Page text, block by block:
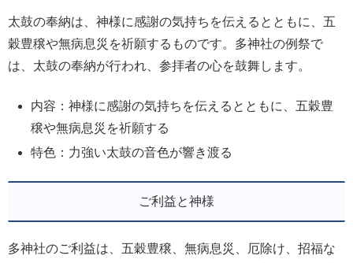
太鼓の奉納は、神様に感謝の気持ちを伝えるとともに、五
穀豊穣や無病息災を祈願するものです。多神社の例祭で
は、太鼓の奉納が行われ、参拝者の心を鼓舞します。
内容：神様に感謝の気持ちを伝えるとともに、五穀豊
穣や無病息災を祈願する
特色：力強い太鼓の音色が響き渡る
ご利益と神様
多神社のご利益は、五穀豊穣、無病息災、厄除け、招福な